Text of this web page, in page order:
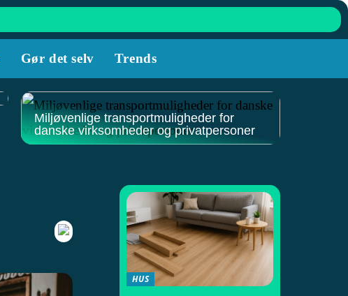
Gør det selv Trends
Miljøvenlige transportmuligheder for
danske virksomheder og privatpersoner
HUS